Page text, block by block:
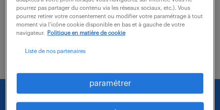
voir l'offre
Nous faisons le maximum pour trouver un emploi
pourrez pas partager du contenu via les réseaux sociaux, etc.). Vous
pourrez retirer votre consentement ou modifier votre paramétrage à tout
moment via l’icône cookie disponible en bas et à gauche de votre
navigateur.
Politique en matière de cookie
Liste de nos partenaires
paramétrer